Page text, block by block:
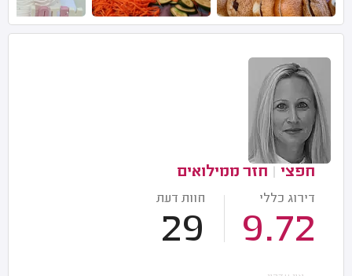
חפצי חזר ממילואים
דירוג כללי
9.72
חוות דעת
29